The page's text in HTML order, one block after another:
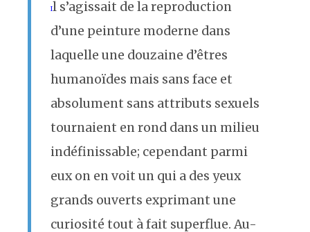
Il s’agissait de la reproduction
d’une peinture moderne dans
laquelle une douzaine d’êtres
humanoïdes mais sans face et
absolument sans attributs sexuels
tournaient en rond dans un milieu
indéfinissable; cependant parmi
eux on en voit un qui a des yeux
grands ouverts exprimant une
curiosité tout à fait superflue. Au-